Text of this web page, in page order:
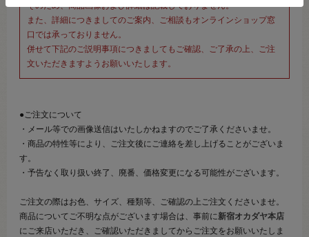
そのため、商品画像および詳細は記載しておりません。
また、詳細につきましてのご案内、ご相談もオンラインショップ窓
口では承っておりません。
併せて下記のご説明事項につきましてもご確認、ご了承の上、ご注
文いただきますようお願いいたします。
●ご注文について
・メール等での画像送信はいたしかねますのでご了承くださいませ。
・商品の特性等により、ご注文後にご連絡を差し上げることがございま
す。
・予告なく取り扱い終了、廃番、価格変更になる可能性がございます。
ご注文の際はお色、サイズ、種類等、ご確認の上ご注文くださいませ。
商品についてご不明な点がございます場合は、事前に新宿オカダヤ本店
にご来店いただき、ご確認いただきましてからご注文をお願いいたしま